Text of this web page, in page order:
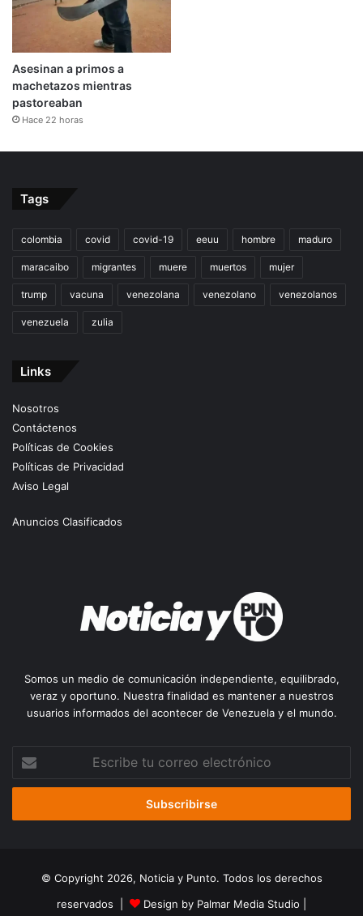
Asesinan a primos a
machetazos mientras
pastoreaban
Hace 22 horas
Tags
colombia covid covid-19 eeuu hombre maduro
maracaibo migrantes muere muertos mujer
trump vacuna venezolana venezolano venezolanos
venezuela zulia
Links
Nosotros
Contáctenos
Políticas de Cookies
Políticas de Privacidad
Aviso Legal
Anuncios Clasificados
Somos un medio de comunicación independiente, equilibrado,
veraz y oportuno. Nuestra finalidad es mantener a nuestros
usuarios informados del acontecer de Venezuela y el mundo.
correo
© Copyright 2026, Noticia y Punto. Todos los derechos
reservados |
Design by Palmar Media Studio